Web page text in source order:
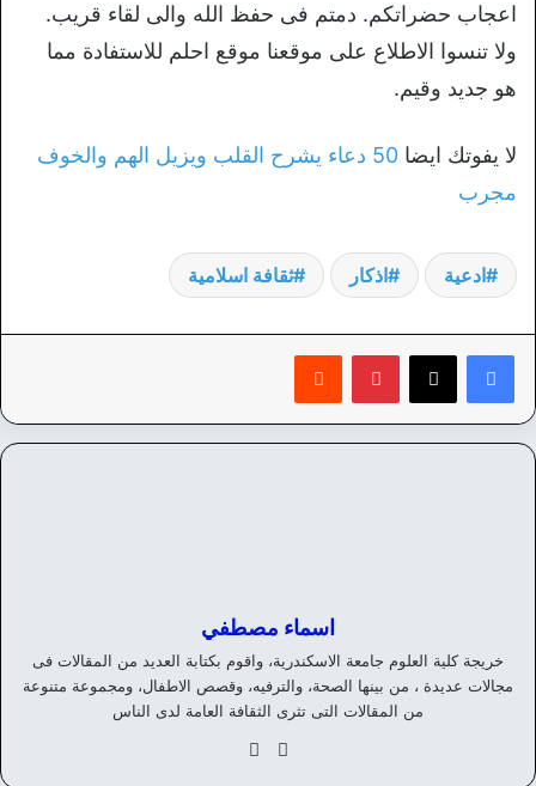
اعجاب حضراتكم. دمتم فى حفظ الله والى لقاء قريب.
ولا تنسوا الاطلاع على موقعنا موقع احلم للاستفادة مما
هو جديد وقيم.
لا يفوتك ايضا
50 دعاء يشرح القلب ويزيل الهم والخوف
مجرب
ادعية اذكار ثقافة اسلامية
بينتيريست
اسماء مصطفي
خريجة كلية العلوم جامعة الاسكندرية، واقوم بكتابة العديد من المقالات فى
مجالات عديدة ، من بينها الصحة، والترفيه، وقصص الاطفال، ومجموعة متنوعة
من المقالات التى تثرى الثقافة العامة لدى الناس
موق